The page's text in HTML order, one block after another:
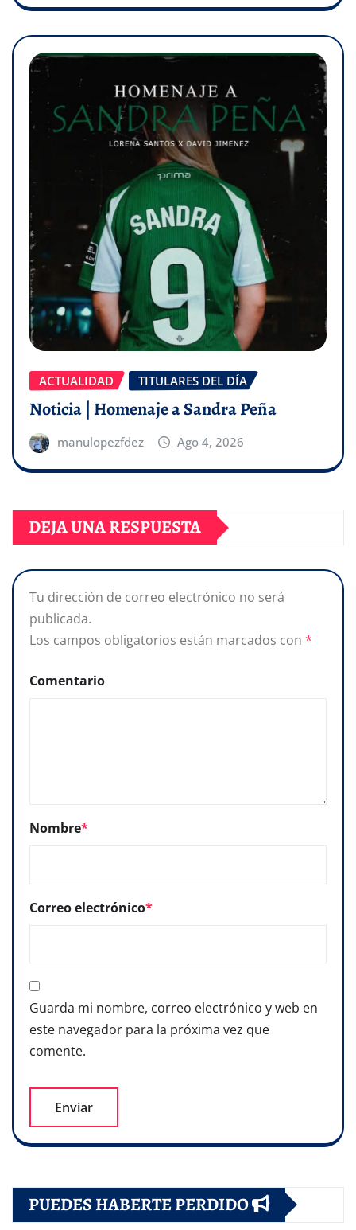
ACTUALIDAD TITULARES DEL DÍA
Noticia | Homenaje a Sandra Peña
manulopezfdez Ago 4, 2026
DEJA UNA RESPUESTA
Tu dirección de correo electrónico no será
publicada.
Los campos obligatorios están marcados con *
Comentario
Nombre*
Correo electrónico*
Guarda mi nombre, correo electrónico y web en
este navegador para la próxima vez que
comente.
PUEDES HABERTE PERDIDO